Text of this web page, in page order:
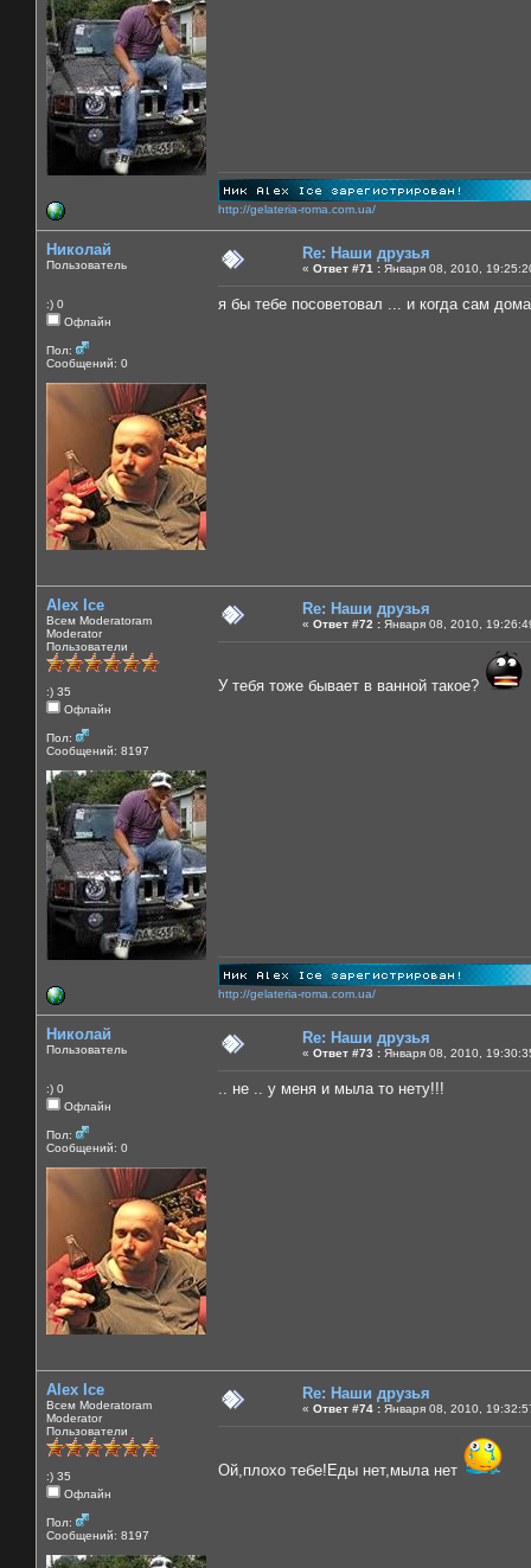
http://gelateria-roma.com.ua/
Николай
Пользователь
:) 0
Офлайн
Пол:
Сообщений: 0
Re: Наши друзья
« Ответ #71 : Января 08, 2010,
я бы тебе посоветовал ... и когда сам
Alex Ice
Всем Moderatoram
Moderator
Пользователи
:) 35
Офлайн
Пол:
Сообщений: 8197
Re: Наши друзья
« Ответ #72 : Января 08, 2010,
У тебя тоже бывает в ванной такое?
http://gelateria-roma.com.ua/
Николай
Пользователь
:) 0
Офлайн
Пол:
Сообщений: 0
Re: Наши друзья
« Ответ #73 : Января 08, 2010,
.. не .. у меня и мыла то нету!!!
Alex Ice
Всем Moderatoram
Moderator
Пользователи
:) 35
Офлайн
Пол:
Сообщений: 8197
Re: Наши друзья
« Ответ #74 : Января 08, 2010,
Ой,плохо тебе!Еды нет,мыла нет